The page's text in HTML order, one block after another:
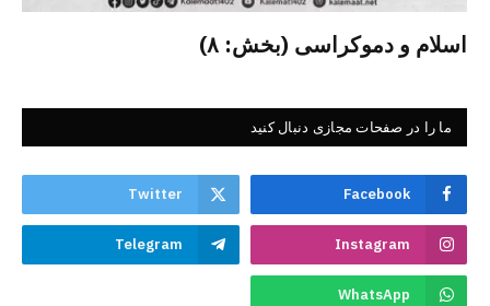
اسلام و دموکراسی (بخش: ۸)
ما را در صفحات مجازی دنبال کنید
Facebook
Twitter
Instagram
Telegram
WhatsApp